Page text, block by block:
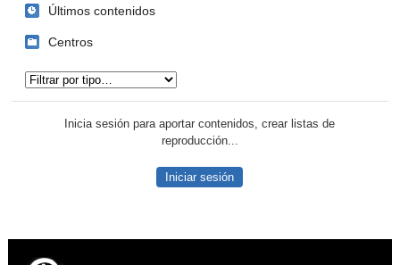
Últimos contenidos
Centros
Inicia sesión para aportar contenidos, crear listas de
reproducción...
Iniciar sesión